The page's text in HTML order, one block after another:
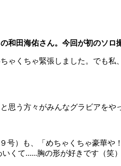
田海佑さん。今回が初のソロ
くちゃ緊張しました。でも
う方々がみんなグラビアをや
）も、「めちゃくちゃ豪華
くて......胸の形が好きです（笑）